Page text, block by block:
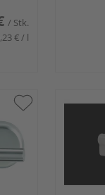
/ Stk.
€ / l